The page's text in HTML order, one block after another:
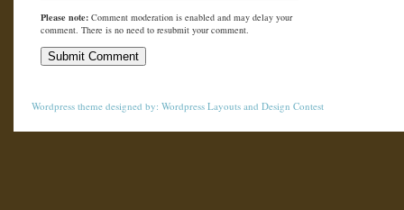
Please note: Comment moderation is enabled and may delay your
comment. There is no need to resubmit your comment.
Wordpress theme designed by: Wordpress Layouts and Design Contest